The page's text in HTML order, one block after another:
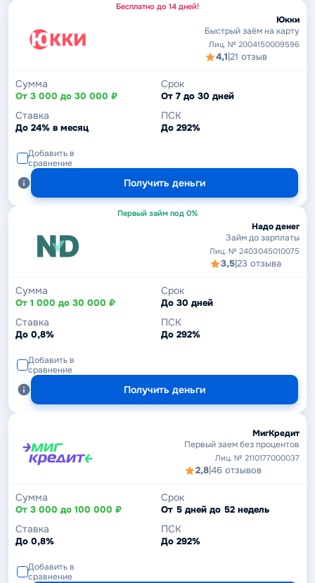
Бесплатно до 14 дней!
Юкки
Быстрый заём на карту
Лиц. № 2004150009596
4,1|21 отзыв
Сумма
От 3 000 до 30 000 ₽
Срок
От 7 до 30 дней
Ставка
До 24% в месяц
ПСК
До 292%
Добавить в
сравнение
Получить деньги
Первый займ под 0%
Надо денег
Займ до зарплаты
Лиц. № 2403045010075
3,5|23 отзыва
Сумма
От 1 000 до 30 000 ₽
Срок
До 30 дней
Ставка
До 0,8%
ПСК
До 292%
Добавить в
сравнение
Получить деньги
МигКредит
Первый заем без процентов
Лиц. № 2110177000037
2,8|46 отзывов
Сумма
От 3 000 до 100 000 ₽
Срок
От 5 дней до 52 недель
Ставка
До 0,8%
ПСК
До 292%
Добавить в
сравнение